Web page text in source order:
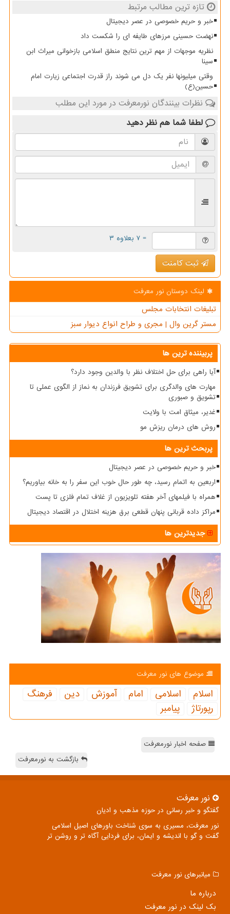
تازه ترین مطالب مرتبط
خبر و حریم خصوصی در عصر دیجیتال
نهضت حسینی مرزهای طایفه ای را شکست داد
نظریه موجهات از مهم ترین نتایج منطق اسلامی بازخوانی میراث ابن
سینا
وقتی میلیونها نفر یک دل می شوند راز قدرت اجتماعی زیارت امام
حسین(ع)
نظرات بینندگان نورمعرفت در مورد این مطلب
لطفا شما هم نظر دهید
= ۷ بعلاوه ۳
ثبت کامنت
لینک دوستان نور معرفت
تبلیغات انتخابات مجلس
مستر گرین وال | مجری و طراح انواع دیوار سبز
پربیننده ترین ها
آیا راهی برای حل اختلاف نظر با والدین وجود دارد؟
مهارت های والدگری برای تشویق فرزندان به نماز از الگوی عملی تا
تشویق و صبوری
غدیر، میثاق امت با ولایت
روش های درمان ریزش مو
پربحث ترین ها
خبر و حریم خصوصی در عصر دیجیتال
اربعین به اتمام رسید، چه طور حال خوب این سفر را به خانه بیاوریم؟
همراه با فیلمهای آخر هفته تلویزیون از غلاف تمام فلزی تا پست
مراکز داده قربانی پنهان قطعی برق هزینه اختلال در اقتصاد دیجیتال
جدیدترین ها
موضوع های نور معرفت
اسلام اسلامی امام آموزش دین
فرهنگ
رپورتاژ
پیامبر
صفحه اخبار نورمعرفت
بازگشت به نورمعرفت
نور معرفت
گفتگو و خبر رسانی در حوزه مذهب و ادیان
نور معرفت، مسیری به سوی شناخت باورهای اصیل اسلامی
گفت و گو با اندیشه و ایمان، برای فردایی آگاه تر و روشن تر
میانبرهای نور معرفت
درباره ما
بک لینک در نور معرفت